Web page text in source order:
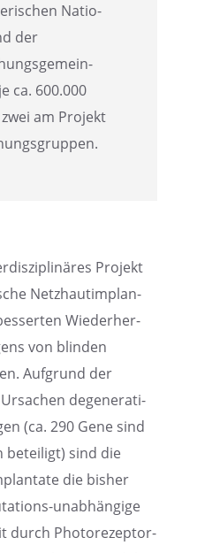
Natio­
der
ca. 600.000
am Projekt
Projekt
Netzhaut­im­plan­
Wieder­her­
von blinden
Aufgrund der
degene­ra­ti­
(ca. 290 Gene sind
betei­ligt) sind die
die bisher
unabhän­gige
durch Photo­re­zep­tor­